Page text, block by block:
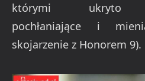
którymi ukryto
pochłaniające i
skojarzenie z Honorem 9).